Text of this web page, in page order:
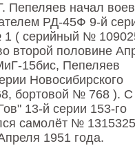
Пепеляев начал
РД-45Ф 9-й
1 ( серийный №
второй половине
15бис, Пепеляев
Новосибирского
бортовой № 768 ). С
13-й серии 153-го
самолёт №
1951 года.